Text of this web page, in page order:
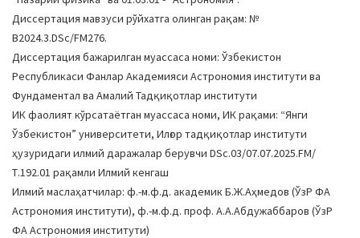
Диссертация мавзуси рўйхатга олинган рақам: №
В2024.3.DSc/FM276.
Диссертация бажарилган муассаса номи: Ўзбекистон
Республикаси Фанлар Академияси Астрономия институти ва
Фундаментал ва Амалий Тадқиқотлар институти
ИК фаолият кўрсатаётган муассаса номи, ИК рақами: “Янги
Ўзбекистон” университети, Илғор тадқиқотлар институти
ҳузуридаги илмий даражалар берувчи DSc.03/07.07.2025.FM/
Т.192.01 рақамли Илмий кенгаш
Илмий маслаҳатчилар: ф.-м.ф.д. академик Б.Ж.Аҳмедов (ЎзР ФА
Астрономия институти), ф.-м.ф.д. проф. А.А.Абдужаббаров (ЎзР
ФА Астрономия институти)